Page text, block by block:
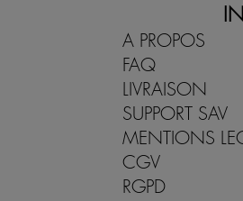
A PROPOS
FAQ
LIVRAISON
SUPPORT SAV
MENTIONS
CGV
RGPD